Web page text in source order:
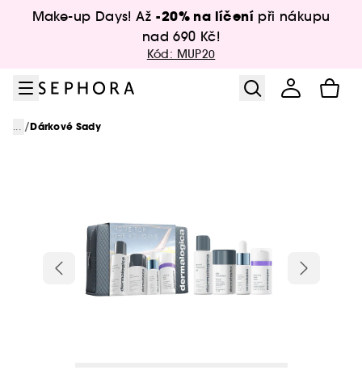
Přejít na hlavní obsah
Make-up Days! Až -20% na líčení při nákupu
nad 690 Kč!
Kód: MUP20
... /Dárkové Sady